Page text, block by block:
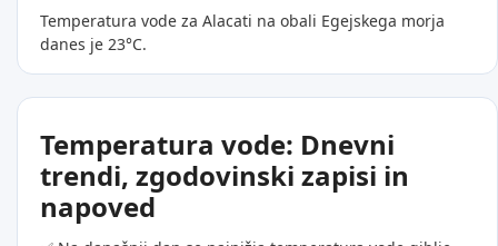
Temperatura vode za Alacati na obali Egejskega morja
danes je 23°C.
Temperatura vode: Dnevni
trendi, zgodovinski zapisi in
napoved